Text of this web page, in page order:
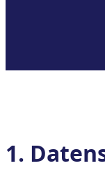
1.